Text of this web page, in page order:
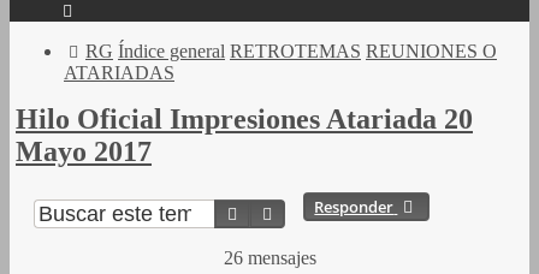
RG Índice general RETROTEMAS REUNIONES O
ATARIADAS
Hilo Oficial Impresiones Atariada 20
Mayo 2017
Responder
Buscar Búsqueda avanzada
26 mensajes